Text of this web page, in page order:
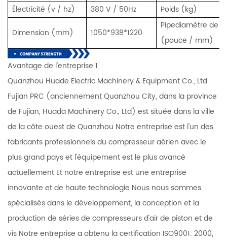
Électricité (v / hz)
380 V / 50Hz
Poids (kg)
Dimension (mm)
1050*938*1220
Pipediamètre de
(pouce / mm)
Avantage de l'entreprise 1
Quanzhou Huade Electric Machinery & Equipment Co., Ltd
Fujian PRC (anciennement Quanzhou City, dans la province
de Fujian, Huada Machinery Co., Ltd) est située dans la ville
de la côte ouest de Quanzhou Notre entreprise est l'un des
fabricants professionnels du compresseur aérien avec le
plus grand pays et l'équipement est le plus avancé
actuellement Et notre entreprise est une entreprise
innovante et de haute technologie Nous nous sommes
spécialisés dans le développement, la conception et la
production de séries de compresseurs d'air de piston et de
vis Notre entreprise a obtenu la certification ISO9001: 2000,